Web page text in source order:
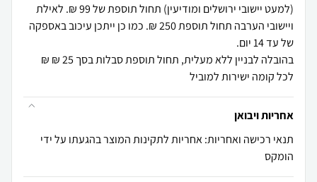
(למעט יישובי ירושלים ומודיעין) תחול תוספת של 99 ₪. לאילת
ויישובי הערבה תחול תוספת 250 ₪. כמו כן ייתכן עיכוב באספקה
בהובלה לבניין ללא מעלית, תחול תוספת סבלות בסך 25 ₪ ₪
לכל קומה ישירות למוביל
אחריות ויבואן
תנאי רכישה ואחריות: אחריות לתקינות המוצר בהגעתו על ידי
הומקס